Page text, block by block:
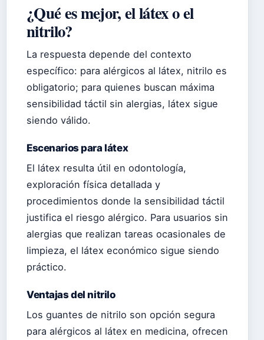
¿Qué es mejor, el látex o el
nitrilo?
La respuesta depende del contexto
específico: para alérgicos al látex, nitrilo es
obligatorio; para quienes buscan máxima
sensibilidad táctil sin alergias, látex sigue
siendo válido.
Escenarios para látex
El látex resulta útil en odontología,
exploración física detallada y
procedimientos donde la sensibilidad táctil
justifica el riesgo alérgico. Para usuarios sin
alergias que realizan tareas ocasionales de
limpieza, el látex económico sigue siendo
práctico.
Ventajas del nitrilo
Los guantes de nitrilo son opción segura
para alérgicos al látex en medicina, ofrecen